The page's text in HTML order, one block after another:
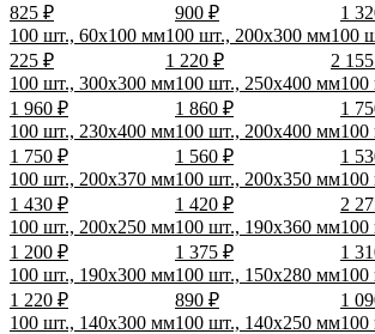
825 ₽
900 ₽
1
100 шт., 60х100 мм
225 ₽
100 шт., 200х300 мм
1 220 ₽
100
2
100 шт., 300х300 мм
1 960 ₽
100 шт., 250х400 мм
1 860 ₽
100
1
100 шт., 230х400 мм
1 750 ₽
100 шт., 200х400 мм
1 560 ₽
100
1
100 шт., 200х370 мм
1 430 ₽
100 шт., 200х350 мм
1 420 ₽
100
2
100 шт., 200х250 мм
1 200 ₽
100 шт., 190х360 мм
1 375 ₽
100
1
100 шт., 190х300 мм
1 220 ₽
100 шт., 150х280 мм
890 ₽
100
1
100 шт., 140х300 мм100 шт., 140х250 мм100